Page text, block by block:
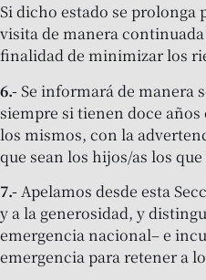
Si dicho estado se prolonga
visita de manera
finalidad de minimizar los
6.-Se informará de manera
siempre si tienen doce
los mismos, con la
que sean los hijos/as los
7.-Apelamos desde esta
y a la generosidad, y
emergencia nacional– e
emergencia para retener a